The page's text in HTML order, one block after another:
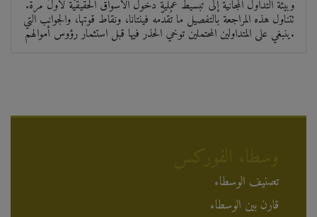
وبيئة التداول المجانية إلى تبسيط عملية دخول الأسواق الحقيقية لأول مرة.
تتناول هذه المراجعة بالتفصيل ما تُقدّمه فينتانا، ونقاط قوتها، والجوانب التي
ينبغي على المتداولين المحتملين توخي الحذر فيها قبل استثمار رؤوس أموالهم.
تصنيف الوسطاء
قارن بين الوسطاء